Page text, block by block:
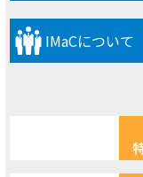
IMaCについて